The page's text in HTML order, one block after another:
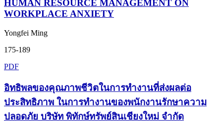
HUMAN RESOURCE MANAGEMENT ON
WORKPLACE ANXIETY
Yongfei Ming
175-189
PDF
อิทธิพลของคุณภาพชีวิตในการทำงานที่ส่งผลต่อ
ประสิทธิภาพ ในการทำงานของพนักงานรักษาความ
ปลอดภัย บริษัท พิทักษ์ทรัพย์สินเชียงใหม่ จำกัด